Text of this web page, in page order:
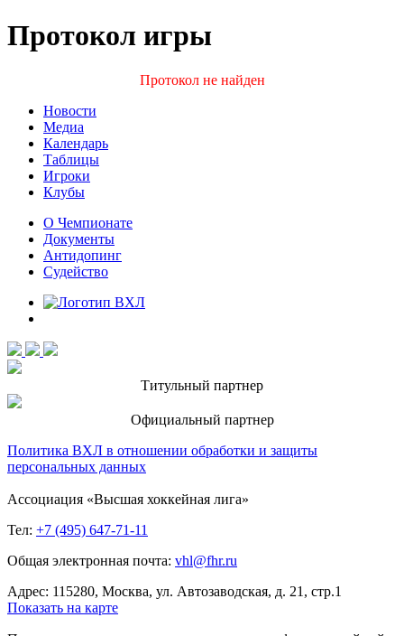
Протокол игры
Протокол не найден
Новости
Медиа
Календарь
Таблицы
Игроки
Клубы
О Чемпионате
Документы
Антидопинг
Судейство
Титульный партнер
Официальный партнер
Политика ВХЛ в отношении обработки и защиты
персональных данных
Ассоциация «Высшая хоккейная лига»
Тел: +7 (495) 647-71-11
Общая электронная почта: vhl@fhr.ru
Адрес: 115280, Москва, ул. Автозаводская, д. 21, стр.1
Показать на карте